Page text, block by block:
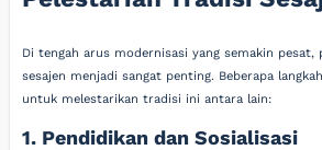
Di tengah arus modernisasi yang semakin pesat,
sesajen menjadi sangat penting. Beberapa
untuk melestarikan tradisi ini antara lain:
1. Pendidikan dan Sosialisasi